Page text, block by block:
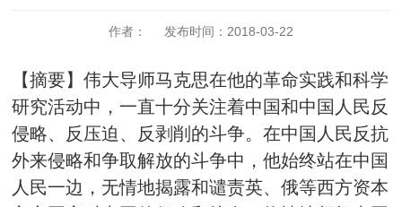
作者： 发布时间：2018-03-22
【摘要】伟大导师马克思在他的革命实践和科学
研究活动中，一直十分关注着中国和中国人民反
侵略、反压迫、反剥削的斗争。在中国人民反抗
外来侵略和争取解放的斗争中，他始终站在中国
人民一边，无情地揭露和谴责英、俄等西方资本